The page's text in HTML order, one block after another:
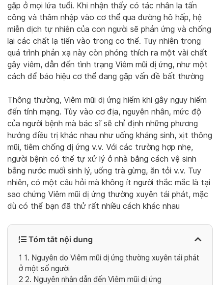
gặp ở mọi lứa tuổi. Khi nhận thấy có tác nhân lạ tấn
công và thâm nhập vào cơ thể qua đường hô hấp, hệ
miễn dịch tự nhiên của con người sẽ phản ứng và chống
lại các chất lạ tiến vào trong cơ thể. Tuy nhiên trong
quá trình phản xạ này còn phóng thích ra một vài chất
gây viêm, dẫn đến tình trạng Viêm mũi dị ứng, như một
cách để báo hiệu cơ thể đang gặp vấn đề bất thường
Thông thường, Viêm mũi dị ứng hiếm khi gây nguy hiểm
đến tính mạng. Tùy vào cơ địa, nguyên nhân, mức độ
của người bệnh mà bác sĩ sẽ chỉ định những phương
hướng điều trị khác nhau như uống kháng sinh, xịt thông
mũi, tiêm chống dị ứng v.v. Với các trường hợp nhẹ,
người bệnh có thể tự xử lý ở nhà bằng cách vệ sinh
bằng nước muối sinh lý, uống trà gừng, ăn tỏi v.v. Tuy
nhiên, có một câu hỏi mà không ít người thắc mắc là tại
sao chứng Viêm mũi dị ứng thường xuyên tái phát, mặc
dù có thể bạn đã thử rất nhiều cách khác nhau
Tóm tắt nội dung
1 1. Nguyên do Viêm mũi dị ứng thường xuyên tái phát
ở một số người
2 2. Nguyên nhân dẫn đến Viêm mũi dị ứng